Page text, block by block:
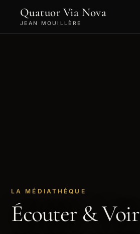
Quatuor Via Nova
JEAN MOUILLÈRE
LA MÉDIATHÈQUE
Écouter & Voir